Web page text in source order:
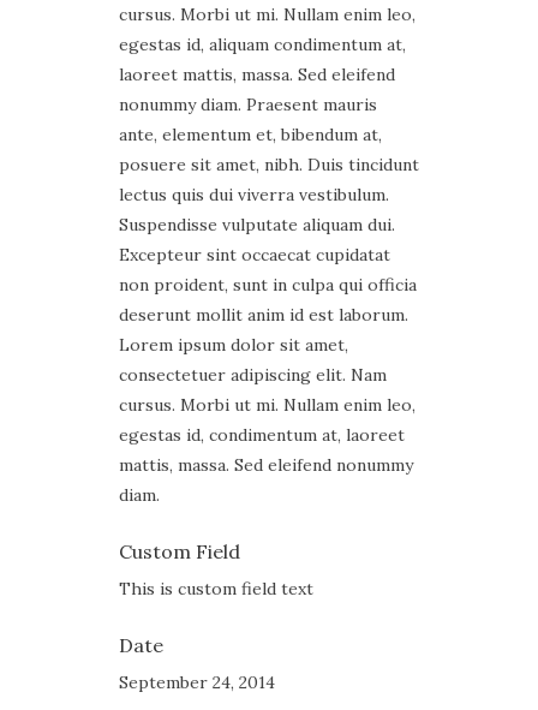
cursus. Morbi ut mi. Nullam enim leo,
egestas id, aliquam condimentum at,
laoreet mattis, massa. Sed eleifend
nonummy diam. Praesent mauris
ante, elementum et, bibendum at,
posuere sit amet, nibh. Duis tincidunt
lectus quis dui viverra vestibulum.
Suspendisse vulputate aliquam dui.
Excepteur sint occaecat cupidatat
non proident, sunt in culpa qui officia
deserunt mollit anim id est laborum.
Lorem ipsum dolor sit amet,
consectetuer adipiscing elit. Nam
cursus. Morbi ut mi. Nullam enim leo,
egestas id, condimentum at, laoreet
mattis, massa. Sed eleifend nonummy
diam.
Custom Field
This is custom field text
Date
September 24, 2014